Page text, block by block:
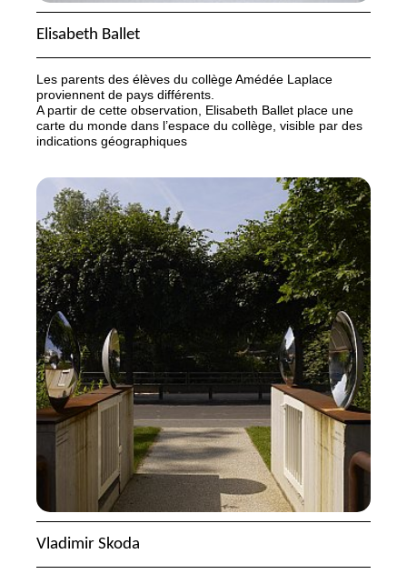
Elisabeth Ballet
Les parents des élèves du collège Amédée Laplace
proviennent de pays différents.
A partir de cette observation, Elisabeth Ballet place une
carte du monde dans l’espace du collège, visible par des
indications géographiques
Vladimir Skoda